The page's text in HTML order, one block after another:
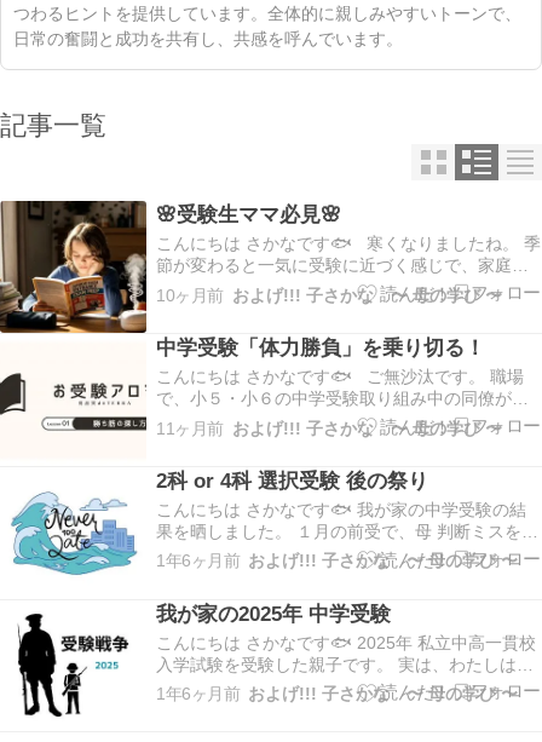
つわるヒントを提供しています。全体的に親しみやすいトーンで、
日常の奮闘と成功を共有し、共感を呼んでいます。
記事一覧
🌸受験生ママ必見🌸
こんにちは さかなです🐟 寒くなりましたね。 季
節が変わると一気に受験に近づく感じで、家庭内
の空気が一気に張り詰めます。 今日は、ここまで
頑張ったけど、もーどうすりゃいいのよ って煮詰
すぐ実践にうつしてほしいことのヒントをどうぞ
zo…
10ヶ月前 およげ!!! 子さかな 〜 母の学び 〜
中学受験「体力勝負」を乗り切る！
こんにちは さかなです🐟 ご無沙汰です。 職場
で、小５・小６の中学受験取り組み中の同僚がお
りまして... 2回の中学受験を経験しているわたし
は、大先輩。彼らは藁をもすがる思いです。 お受
グを読んでくださってる後輩さんたちにも情報
シ…
11ヶ月前 およげ!!! 子さかな 〜 母の学び 〜
2科 or 4科 選択受験 後の祭り
こんにちは さかなです🐟 我が家の中学受験の結
果を晒しました。 １月の前受で、母 判断ミスをし
てしまった＿|￣|○ 娘 本人がミスするならまだし
も、母がミスするとは.. いたたまれない.. 結 論 出
だ！ １月２回目の受験で、…
1年6ヶ月前 およげ!!! 子さかな 〜 母の学び 〜
我が家の2025年 中学受験
こんにちは さかなです🐟 2025年 私立中高一貫校
入学試験を受験した親子です。 実は、わたしは
2022年に、長女で初めての中受を経験しておりま
す。 自身は、中学受験の経験はなく、私立高校受
1年6ヶ月前 およげ!!! 子さかな 〜 母の学び 〜